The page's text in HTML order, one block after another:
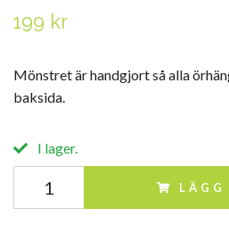
199 kr
Mönstret är handgjort så alla
baksida.
I lager.
LÄGG